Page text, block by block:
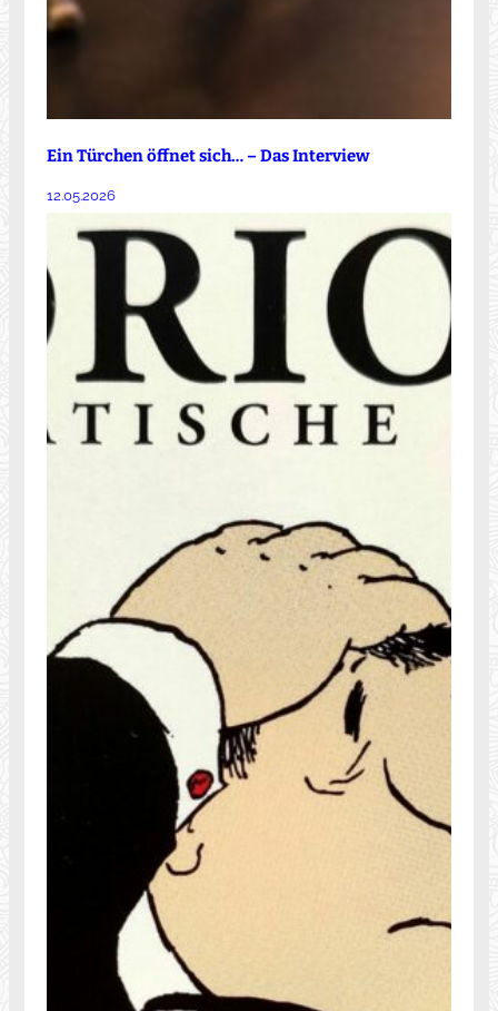
Ein Türchen öffnet sich… – Das Interview
12.05.2026